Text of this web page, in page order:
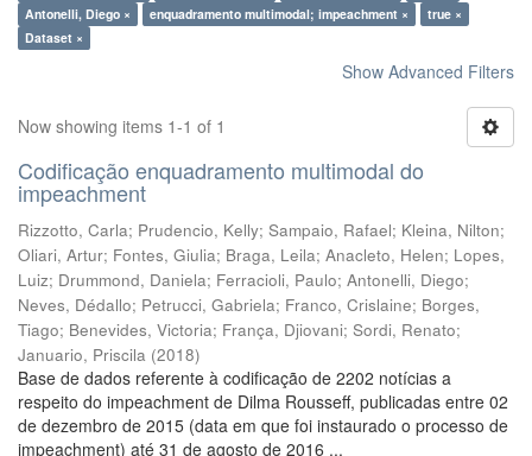
Antonelli, Diego ×
enquadramento multimodal; impeachment ×
true ×
Dataset ×
Show Advanced Filters
Now showing items 1-1 of 1
Codificação enquadramento multimodal do
impeachment
Rizzotto, Carla; Prudencio, Kelly; Sampaio, Rafael; Kleina, Nilton;
Oliari, Artur; Fontes, Giulia; Braga, Leila; Anacleto, Helen; Lopes,
Luiz; Drummond, Daniela; Ferracioli, Paulo; Antonelli, Diego;
Neves, Dédallo; Petrucci, Gabriela; Franco, Crislaine; Borges,
Tiago; Benevides, Victoria; França, Djiovani; Sordi, Renato;
Januario, Priscila (2018)
Base de dados referente à codificação de 2202 notícias a
respeito do impeachment de Dilma Rousseff, publicadas entre 02
de dezembro de 2015 (data em que foi instaurado o processo de
impeachment) até 31 de agosto de 2016 ...